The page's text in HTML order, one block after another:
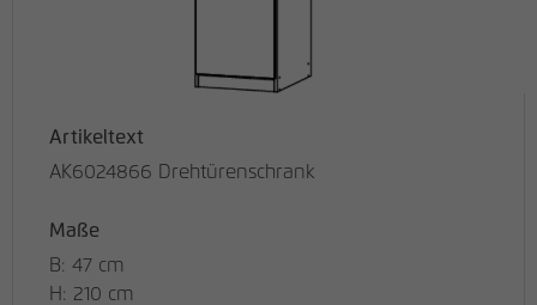
Artikeltext
AK6024866 Drehtürenschrank
Maße
B: 47 cm
H: 210 cm